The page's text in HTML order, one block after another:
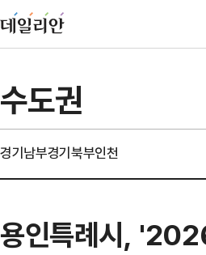
수도권
경기남부경기북부인천
용인특례시,